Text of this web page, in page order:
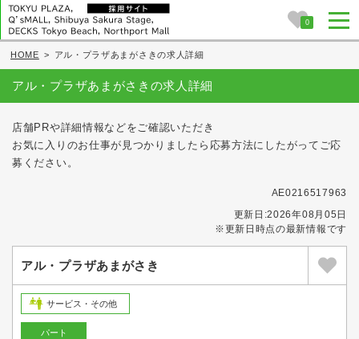
0
HOME > アル・プラザあまがさきの求人詳細
アル・プラザあまがさきの求人詳細
店舗PRや詳細情報などをご確認いただき
お気に入りのお仕事が見つかりましたら応募方法にしたがってご応
募ください。
AE0216517963
更新日:2026年08月05日
※更新日時点の最新情報です
アル・プラザあまがさき
サービス・その他
パート